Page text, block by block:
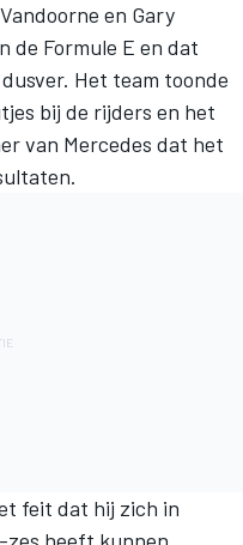
Vandoorne en Gary
de Formule E en dat
Het team toonde
bij de rijders en het
van Mercedes dat het
feit dat hij zich in